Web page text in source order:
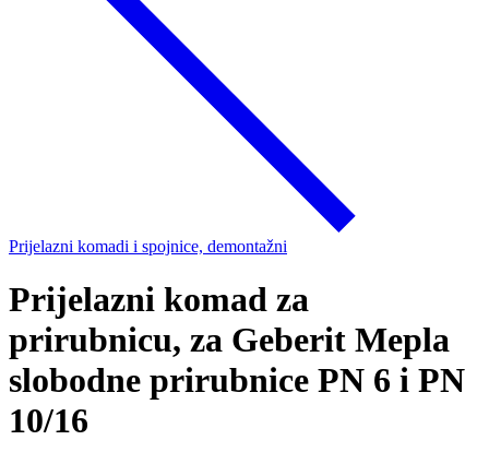
Prijelazni komadi i spojnice, demontažni
Prijelazni komad za
prirubnicu, za Geberit Mepla
slobodne prirubnice PN 6 i PN
10/16